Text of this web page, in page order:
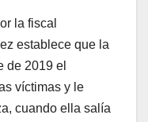
la fiscal
establece que la
de 2019 el
víctimas y le
cuando ella salía